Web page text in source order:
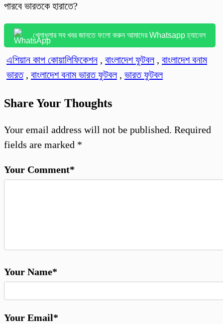
পারবে ভারতকে হারাতে?
খেলাধুলার সব খবর জানতে ফলো করুন আমাদের Whatsapp চ্যানেল
এশিয়ান কাপ কোয়ালিফিকেশন , বাংলাদেশ ফুটবল, বাংলাদেশ বনাম
ভারত, বাংলাদেশ বনাম ভারত ফুটবল, ভারত ফুটবল
Share Your Thoughts
Your email address will not be published. Required
fields are marked *
Your Comment*
Your Name*
Your Email*